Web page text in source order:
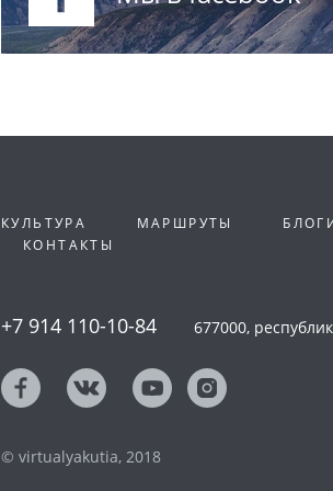
КУЛЬТУРА МАРШРУТЫ
КОНТАКТЫ
+7 914 110-10-84 677000,
© virtualyakutia, 2018